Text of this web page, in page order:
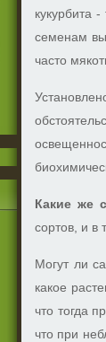
кукурбита
семенам
часто
Какие же
сортов, и в
Могут ли
какое
что тогда
что при